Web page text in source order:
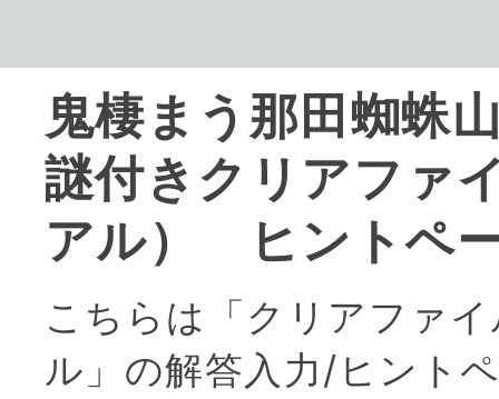
鬼棲まう那田蜘蛛
謎付きクリアファ
アル） ヒントペ
こちらは「クリアファ
ル」の解答入力/ヒント